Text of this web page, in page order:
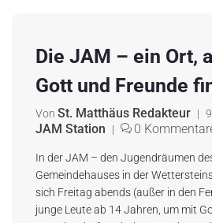
Die JAM – ein Ort,
Gott und Freunde
Von St. Matthäus Redakteur |
JAM Station | 0
In der JAM – den Jugendräumen
Gemeindehauses in der
sich Freitag abends (außer in den
junge Leute ab 14 Jahren, um mit